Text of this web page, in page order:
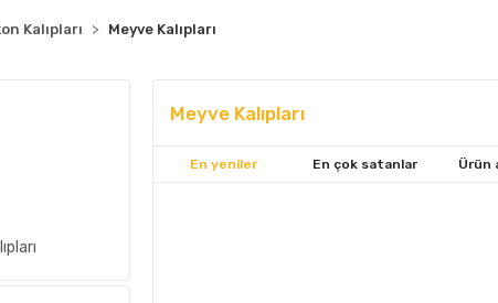
Kalıpları Meyve Kalıpları
Meyve Kalıpları
En yeniler En çok satanlar Ürün